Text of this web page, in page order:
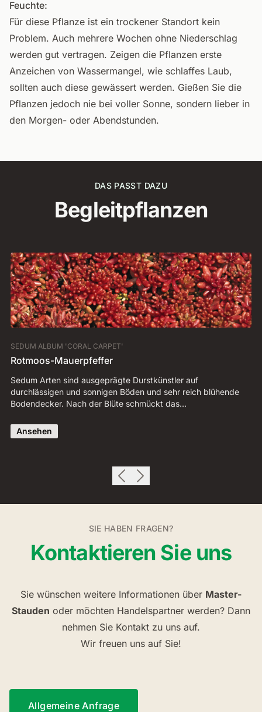
Feuchte:
Für diese Pflanze ist ein trockener Standort kein
Problem. Auch mehrere Wochen ohne Niederschlag
werden gut vertragen. Zeigen die Pflanzen erste
Anzeichen von Wassermangel, wie schlaffes Laub,
sollten auch diese gewässert werden. Gießen Sie die
Pflanzen jedoch nie bei voller Sonne, sondern lieber in
den Morgen- oder Abendstunden.
DAS PASST DAZU
Begleitpflanzen
SEDUM ALBUM 'CORAL CARPET'
Rotmoos-Mauerpfeffer
Sedum Arten sind ausgeprägte Durstkünstler auf
durchlässigen und sonnigen Böden und sehr reich blühende
Bodendecker. Nach der Blüte schmückt das…
Ansehen
SIE HABEN FRAGEN?
Kontaktieren Sie uns
Sie wünschen weitere Informationen über Master-
Stauden oder möchten Handelspartner werden? Dann
nehmen Sie Kontakt zu uns auf.
Wir freuen uns auf Sie!
Allgemeine Anfrage